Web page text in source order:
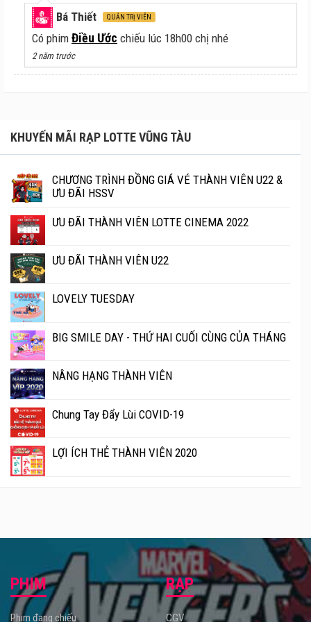
Bá Thiết QUẢN TRỊ VIÊN
Có phim Điều Ước chiếu lúc 18h00 chị nhé
2 năm trước
KHUYẾN MÃI RẠP LOTTE VŨNG TÀU
CHƯƠNG TRÌNH ĐỒNG GIÁ VÉ THÀNH VIÊN U22 &
ƯU ĐÃI HSSV
ƯU ĐÃI THÀNH VIÊN LOTTE CINEMA 2022
ƯU ĐÃI THÀNH VIÊN U22
LOVELY TUESDAY
BIG SMILE DAY - THỨ HAI CUỐI CÙNG CỦA THÁNG
NÂNG HẠNG THÀNH VIÊN
Chung Tay Đẩy Lùi COVID-19
LỢI ÍCH THẺ THÀNH VIÊN 2020
PHIM
Phim đang chiếu
RẠP
CGV